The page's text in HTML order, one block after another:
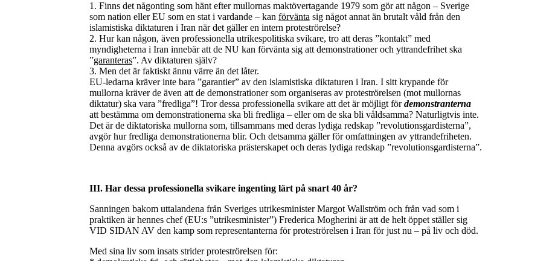
1. Finns det någonting som hänt efter mullornas maktövertagande 1979 som gör att någon – Sverige
som nation eller EU som en stat i vardande – kan förväntasig något annat än brutalt våld från den
islamistiska diktaturen i Iran när det gäller en intern proteströrelse?
2. Hur kan någon, även professionella utrikespolitiska svikare, tro att deras ”kontakt” med
myndigheterna i Iran innebär att de NU kan förvänta sig att demonstrationer och yttrandefrihet ska
”garanteras”. Av diktaturen själv?
3. Men det är faktiskt ännu värre än det låter.
EU-ledarna kräver inte bara ”garantier” av den islamistiska diktaturen i Iran. I sitt krypande för
mullorna kräver de även att de demonstrationer som organiseras av proteströrelsen (mot mullornas
diktatur) ska vara ”fredliga”! Tror dessa professionella svikare att det är möjligt fördemonstranterna
att bestämma om demonstrationerna ska bli fredliga – eller om de ska bli våldsamma? Naturligtvis inte.
Det är de diktatoriska mullorna som, tillsammans med deras lydiga redskap ”revolutionsgardisterna”,
avgör hur fredliga demonstrationerna blir. Och detsamma gäller för omfattningen av yttrandefriheten.
Denna avgörs också av de diktatoriska prästerskapet och deras lydiga redskap ”revolutionsgardisterna”.
III. Har dessa professionella svikare ingenting lärt på snart 40 år?
Sanningen bakom uttalandena från Sveriges utrikesminister Margot Wallström och från vad som i
praktiken är hennes chef (EU:s ”utrikesminister”) Frederica Mogherini är att de helt öppet ställer sig
VID SIDAN AV den kamp som representanterna för proteströrelsen i Iran för just nu – på liv och död.
Med sina liv som insats strider proteströrelsen för: